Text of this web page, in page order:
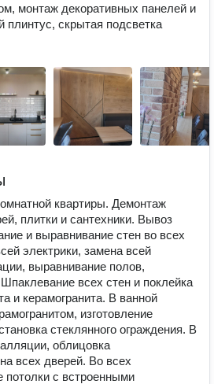
монтаж декоративных панелей и
плинтус, скрытая подсветка
квартиры. Демонтаж
плитки и сантехники. Вывоз
и выравнивание стен во всех
электрики, замена всей
выравнивание полов,
всех стен и поклейка
и керамогранита. В ванной
изготовление
стеклянного ограждения. В
облицовка
всех дверей. Во всех
с встроенными